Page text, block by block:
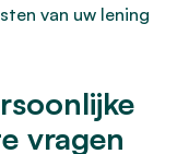
van uw lening
vragen